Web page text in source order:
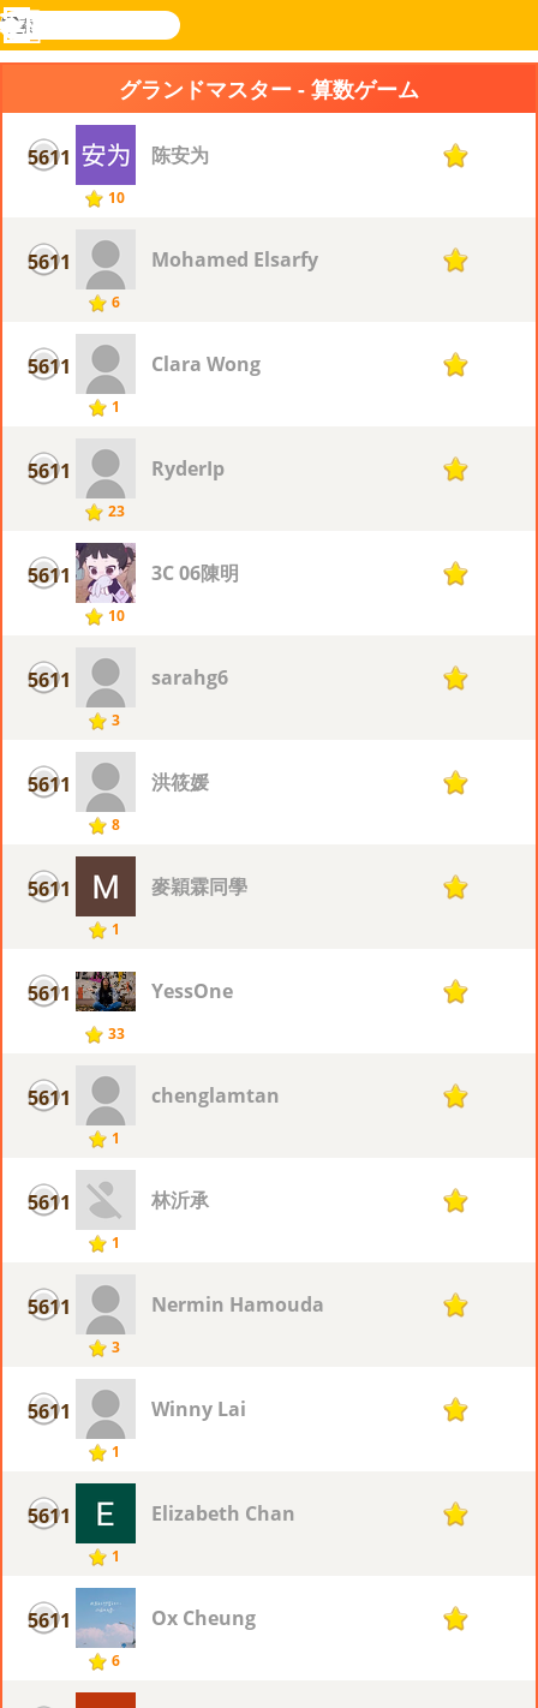
Novel
検
索
ログ
メ
ニ
ー
グランドマスター - 算数ゲーム
5611
10
陈安为 1
5611
6
Mohamed Elsarfy 1
5611
1
Clara Wong 1
5611
23
RyderIp 1
5611
10
3C 06陳明 1
5611
3
sarahg6 1
5611
8
洪筱媛 1
5611
1
麥穎霖同學 1
5611
33
YessOne 1
5611
1
chenglamtan 1
5611
1
林沂承 1
5611
3
Nermin Hamouda 1
5611
1
Winny Lai 1
5611
1
Elizabeth Chan 1
5611
6
Ox Cheung 1